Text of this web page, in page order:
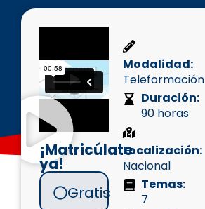
¡Matricúlate
ya!
Gratis
Modalidad:
Teleformación
Duración:
90 horas
Localización:
Nacional
Temas:
7